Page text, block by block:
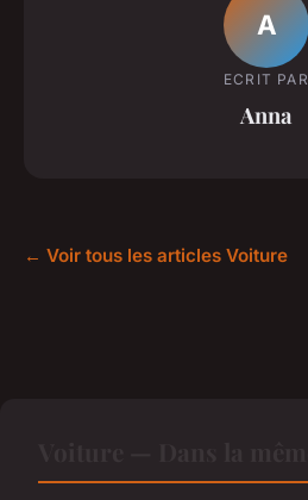
A
ECRIT PAR
Anna
← Voir tous les articles Voiture